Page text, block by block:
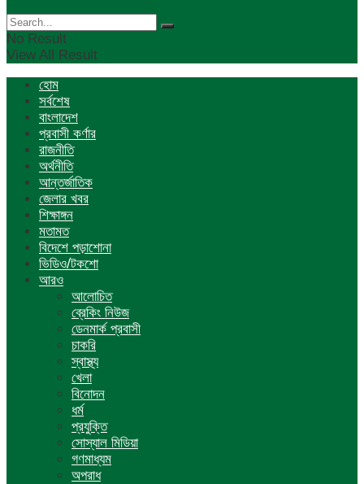
No Result
View All Result
হোম
সর্বশেষ
বাংলাদেশ
প্রবাসী কর্ণার
রাজনীতি
অর্থনীতি
আন্তর্জাতিক
জেলার খবর
শিক্ষাঙ্গন
মতামত
বিদেশে পড়াশোনা
ভিডিও/টকশো
আরও
আলোচিত
ব্রেকিং নিউজ
ডেনমার্ক প্রবাসী
চাকরি
স্বাস্থ্য
খেলা
বিনোদন
ধর্ম
প্রযুক্তি
সোস্যাল মিডিয়া
গণমাধ্যম
অপরাধ